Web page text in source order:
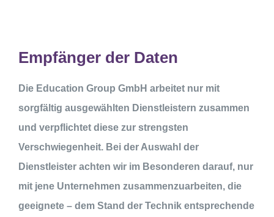
Empfänger der Daten
Die Education Group GmbH arbeitet nur mit
sorgfältig ausgewählten Dienstleistern zusammen
und verpflichtet diese zur strengsten
Verschwiegenheit. Bei der Auswahl der
Dienstleister achten wir im Besonderen darauf, nur
mit jene Unternehmen zusammenzuarbeiten, die
geeignete – dem Stand der Technik entsprechende